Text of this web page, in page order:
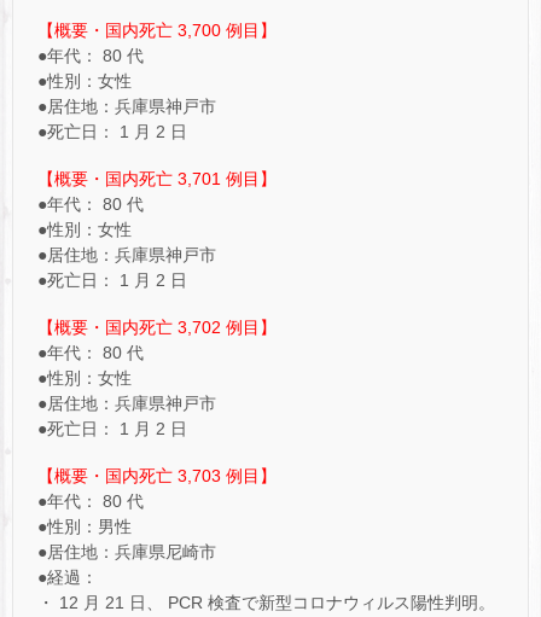
【概要・国内死亡 3,700 例目】
●年代： 80 代
●性別：女性
●居住地：兵庫県神戸市
●死亡日： 1 月 2 日
【概要・国内死亡 3,701 例目】
●年代： 80 代
●性別：女性
●居住地：兵庫県神戸市
●死亡日： 1 月 2 日
【概要・国内死亡 3,702 例目】
●年代： 80 代
●性別：女性
●居住地：兵庫県神戸市
●死亡日： 1 月 2 日
【概要・国内死亡 3,703 例目】
●年代： 80 代
●性別：男性
●居住地：兵庫県尼崎市
●経過：
・ 12 月 21 日、 PCR 検査で新型コロナウィルス陽性判明。